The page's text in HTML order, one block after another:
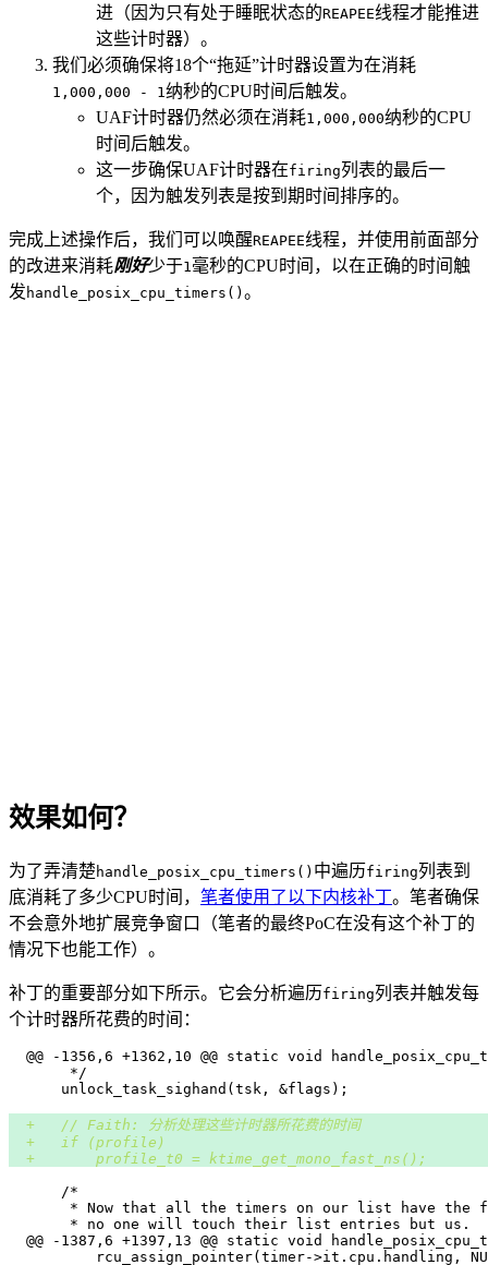
进（因为只有处于睡眠状态的REAPEE线程才能推进
这些计时器）。
我们必须确保将18个“拖延”计时器设置为在消耗
1,000,000 - 1 纳秒的CPU时间后触发。
UAF计时器仍然必须在消耗1,000,000纳秒的CPU
时间后触发。
这一步确保UAF计时器在firing列表的最后一
个，因为触发列表是按到期时间排序的。
完成上述操作后，我们可以唤醒REAPEE线程，并使用前面部分
的改进来消耗刚好少于1 毫秒的CPU时间，以在正确的时间触
发 handle_posix_cpu_timers() 。
效果如何？
为了弄清楚 handle_posix_cpu_timers() 中遍历firing列表到
底消耗了多少CPU时间， 笔者使用了以下内核补丁。笔者确保
不会意外地扩展竞争窗口（笔者的最终PoC在没有这个补丁的
情况下也能工作）。
补丁的重要部分如下所示。它会分析遍历firing列表并触发每
个计时器所花费的时间：
+
+
+